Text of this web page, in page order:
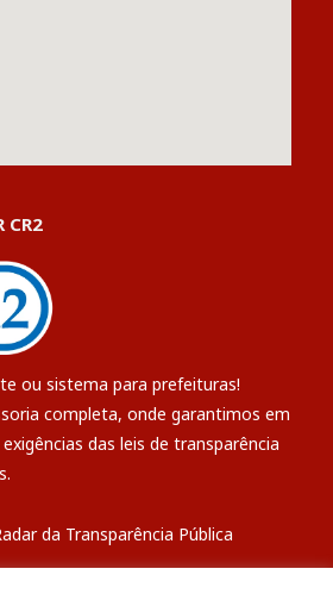
CR2
ou sistema para prefeituras!
completa, onde garantimos em
das leis de transparência
da Transparência Pública